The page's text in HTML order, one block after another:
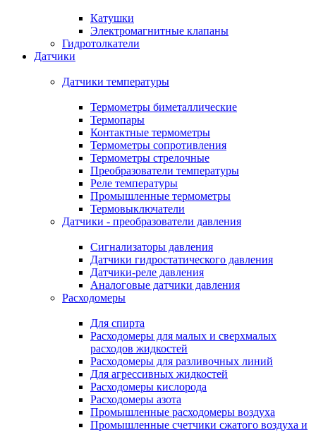
Катушки
Электромагнитные клапаны
Гидротолкатели
Датчики
Датчики температуры
Термометры биметаллические
Термопары
Контактные термометры
Термометры сопротивления
Термометры стрелочные
Преобразователи температуры
Реле температуры
Промышленные термометры
Термовыключатели
Датчики - преобразователи давления
Сигнализаторы давления
Датчики гидростатического давления
Датчики-реле давления
Аналоговые датчики давления
Расходомеры
Для спирта
Расходомеры для малых и сверхмалых
расходов жидкостей
Расходомеры для разливочных линий
Для агрессивных жидкостей
Расходомеры кислорода
Расходомеры азота
Промышленные расходомеры воздуха
Промышленные счетчики сжатого воздуха и